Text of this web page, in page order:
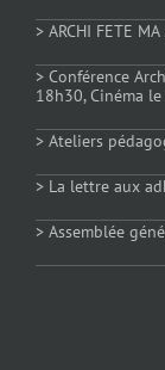
> ARCHI FETE
> Conférence
18h30, Cinéma
> Ateliers
> La lettre aux
> Assemblée